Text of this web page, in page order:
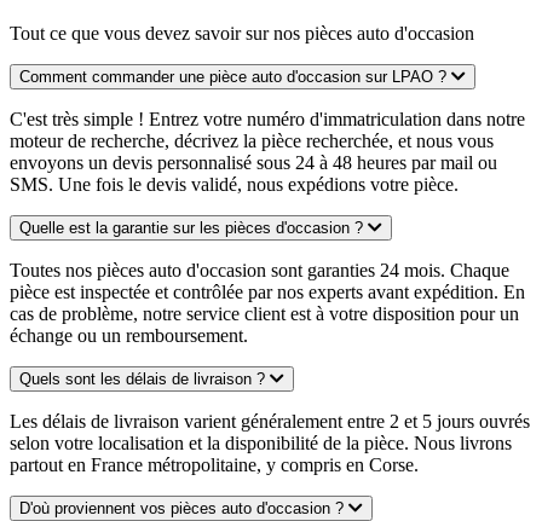
Tout ce que vous devez savoir sur nos pièces auto d'occasion
Comment commander une pièce auto d'occasion sur LPAO ?
C'est très simple ! Entrez votre numéro d'immatriculation dans notre
moteur de recherche, décrivez la pièce recherchée, et nous vous
envoyons un devis personnalisé sous 24 à 48 heures par mail ou
SMS. Une fois le devis validé, nous expédions votre pièce.
Quelle est la garantie sur les pièces d'occasion ?
Toutes nos pièces auto d'occasion sont garanties 24 mois. Chaque
pièce est inspectée et contrôlée par nos experts avant expédition. En
cas de problème, notre service client est à votre disposition pour un
échange ou un remboursement.
Quels sont les délais de livraison ?
Les délais de livraison varient généralement entre 2 et 5 jours ouvrés
selon votre localisation et la disponibilité de la pièce. Nous livrons
partout en France métropolitaine, y compris en Corse.
D'où proviennent vos pièces auto d'occasion ?